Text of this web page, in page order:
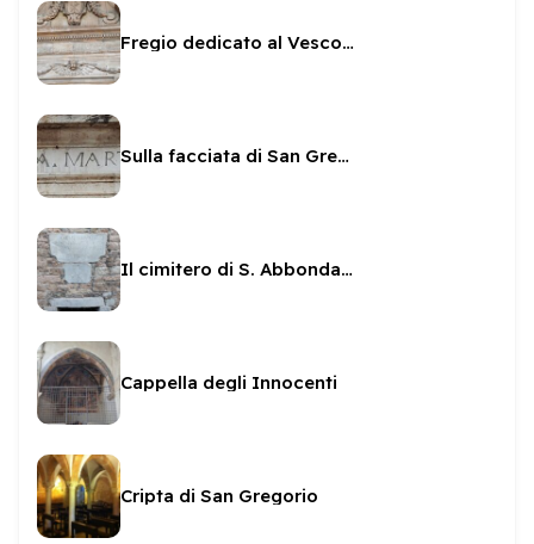
Fregio dedicato al Vescovo Sanvitale
Sulla facciata di San Gregorio
Il cimitero di S. Abbondanza
Cappella degli Innocenti
Cripta di San Gregorio